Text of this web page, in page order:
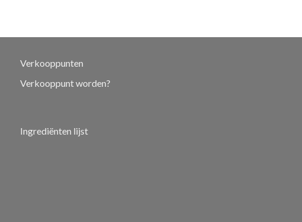
Verkooppunten
Verkooppunt worden?
Ingrediënten lijst